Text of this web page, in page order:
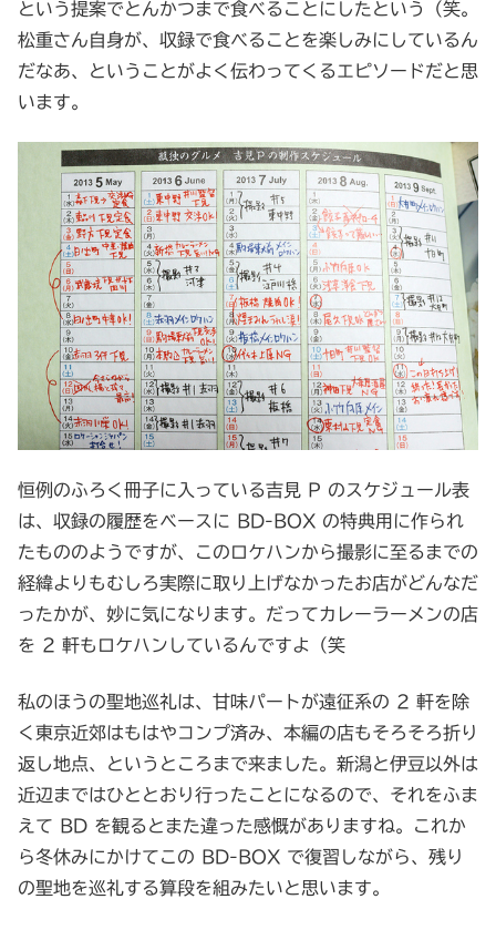
という提案でとんかつまで食べることにしたという（笑。
松重さん自身が、収録で食べることを楽しみにしているん
だなあ、ということがよく伝わってくるエピソードだと思
います。
恒例のふろく冊子に入っている吉見 P のスケジュール表
は、収録の履歴をベースに BD-BOX の特典用に作られ
たもののようですが、このロケハンから撮影に至るまでの
経緯よりもむしろ実際に取り上げなかったお店がどんなだ
ったかが、妙に気になります。だってカレーラーメンの店
を 2 軒もロケハンしているんですよ（笑
私のほうの聖地巡礼は、甘味パートが遠征系の 2 軒を除
く東京近郊はもはやコンプ済み、本編の店もそろそろ折り
返し地点、というところまで来ました。新潟と伊豆以外は
近辺まではひととおり行ったことになるので、それをふま
えて BD を観るとまた違った感慨がありますね。これか
ら冬休みにかけてこの BD-BOX で復習しながら、残り
の聖地を巡礼する算段を組みたいと思います。